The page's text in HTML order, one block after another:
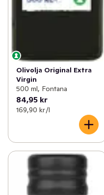
Olivolja Original Extra
Virgin
500 ml, Fontana
84,95 kr
169,90 kr /l